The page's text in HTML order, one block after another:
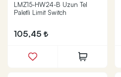
LMZ15-HW24-B Uzun Tel
Paletli Limit Switch
105,45